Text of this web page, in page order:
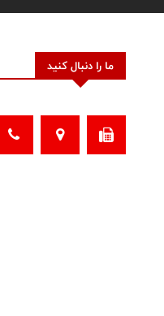
ما را دنبال کنید